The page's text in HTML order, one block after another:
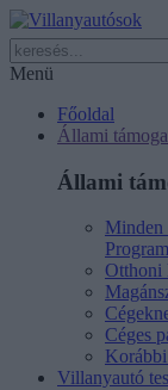
Menü
Főoldal
Állami
Állami
Minden
Otthoni
Céges
Villanyautó